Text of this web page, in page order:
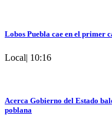
Lobos Puebla cae en el primer
Local| 10:16
Acerca Gobierno del Estado
poblana